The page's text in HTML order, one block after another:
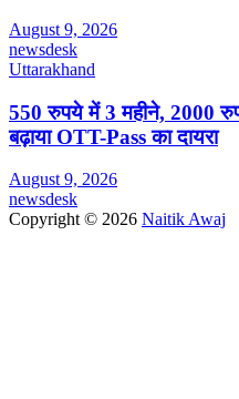
August 9, 2026
newsdesk
Uttarakhand
550 रुपये में 3 महीने, 2000
बढ़ाया OTT-Pass का दायरा
August 9, 2026
newsdesk
Copyright © 2026 Naitik Awaj